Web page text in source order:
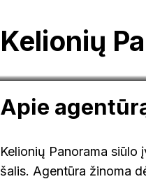
Kelionių
Apie
Kelionių Panorama siūlo
šalis. Agentūra žinoma